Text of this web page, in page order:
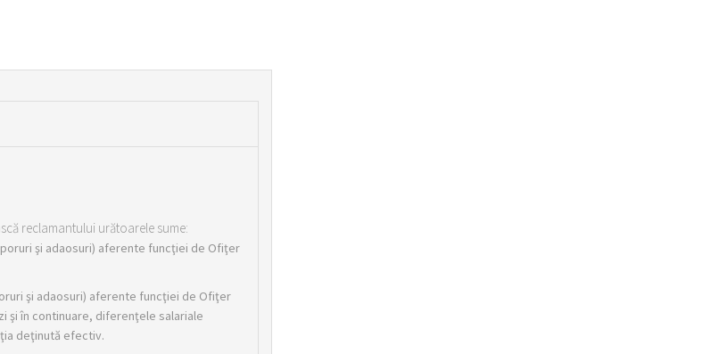
reclamantului urătoarele sume:
şi adaosuri) aferente funcţiei de Ofiţer
şi adaosuri) aferente funcţiei de Ofiţer
şi în continuare, diferenţele salariale
deţinută efectiv.